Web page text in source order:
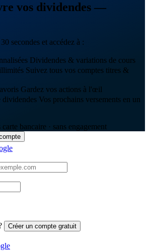
vos dividendes —
secondes et accédez à :
Dividendes & variations de cours
Suivez tous vos comptes titres &
Gardez vos actions à l'œil
dividendes Vos prochains versements en un
bancaire · sans engagement
Créer un compte gratuit